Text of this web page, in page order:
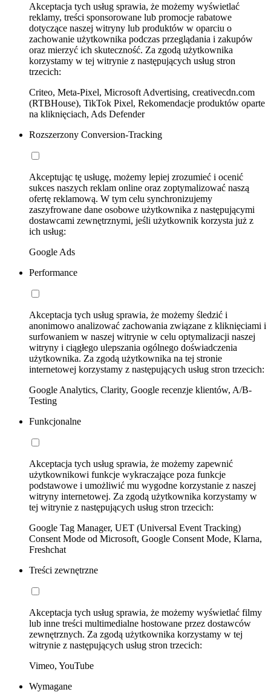
Akceptacja tych usług sprawia, że możemy wyświetlać
reklamy, treści sponsorowane lub promocje rabatowe
dotyczące naszej witryny lub produktów w oparciu o
zachowanie użytkownika podczas przeglądania i zakupów
oraz mierzyć ich skuteczność. Za zgodą użytkownika
korzystamy w tej witrynie z następujących usług stron
trzecich:
Criteo, Meta-Pixel, Microsoft Advertising, creativecdn.com
(RTBHouse), TikTok Pixel, Rekomendacje produktów oparte
na kliknięciach, Ads Defender
Rozszerzony Conversion-Tracking
Akceptując tę usługę, możemy lepiej zrozumieć i ocenić
sukces naszych reklam online oraz zoptymalizować naszą
ofertę reklamową. W tym celu synchronizujemy
zaszyfrowane dane osobowe użytkownika z następującymi
dostawcami zewnętrznymi, jeśli użytkownik korzysta już z
ich usług:
Google Ads
Performance
Akceptacja tych usług sprawia, że możemy śledzić i
anonimowo analizować zachowania związane z kliknięciami i
surfowaniem w naszej witrynie w celu optymalizacji naszej
witryny i ciągłego ulepszania ogólnego doświadczenia
użytkownika. Za zgodą użytkownika na tej stronie
internetowej korzystamy z następujących usług stron trzecich:
Google Analytics, Clarity, Google recenzje klientów, A/B-
Testing
Funkcjonalne
Akceptacja tych usług sprawia, że możemy zapewnić
użytkownikowi funkcje wykraczające poza funkcje
podstawowe i umożliwić mu wygodne korzystanie z naszej
witryny internetowej. Za zgodą użytkownika korzystamy w
tej witrynie z następujących usług stron trzecich:
Google Tag Manager, UET (Universal Event Tracking)
Consent Mode od Microsoft, Google Consent Mode, Klarna,
Freshchat
Treści zewnętrzne
Akceptacja tych usług sprawia, że możemy wyświetlać filmy
lub inne treści multimedialne hostowane przez dostawców
zewnętrznych. Za zgodą użytkownika korzystamy w tej
witrynie z następujących usług stron trzecich:
Vimeo, YouTube
Wymagane